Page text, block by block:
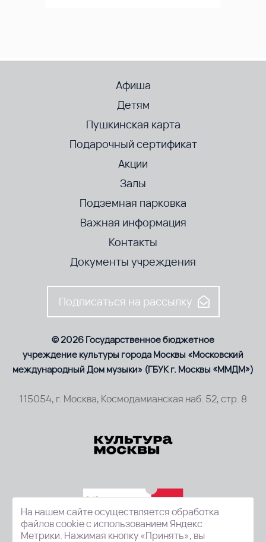
Афиша
Детям
Пушкинская карта
Подарочный сертификат
Акции
Залы
Подземная парковка
Важная информация
Контакты
Документы учреждения
Подписаться на рассылку
© 2026 Государственное бюджетное
учреждение культуры города Москвы «Московский
международный Дом музыки» (ГБУК г. Москвы «ММДМ»)
115054, г. Москва, Космодамианская наб. 52, стр. 8
На нашем сайте осуществляется обработка
файлов cookie с использованием Яндекс
Метрики. Нажимая кнопку «Принять», вы